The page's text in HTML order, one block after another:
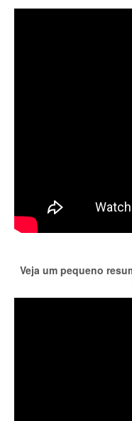
Veja um pequeno